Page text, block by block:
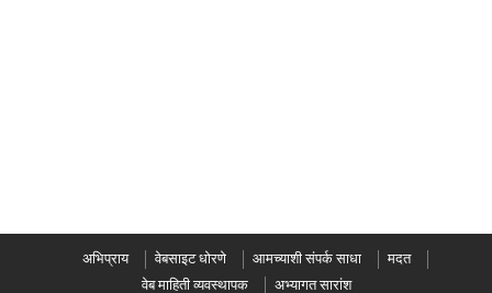
अभिप्राय वेबसाइट धोरणे आमच्याशी संपर्क साधा
मदत
वेब माहिती व्यवस्थापक
अभ्यागत सारांश